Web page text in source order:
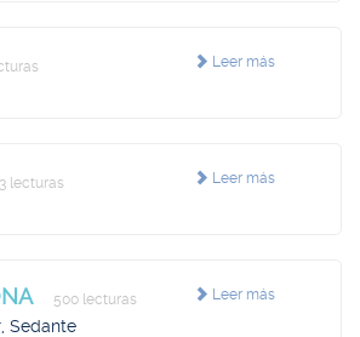
Leer más
Leer más
lecturas
Leer más
500 lecturas
Sedante